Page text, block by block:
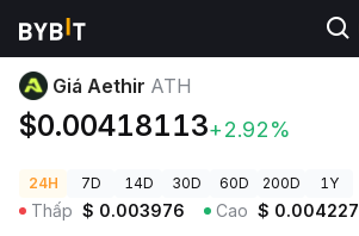
Giá Tiền Điện Tử
Giá Aethir ATH
$0.00418113+2.92%
24H 7D 14D 30D 60D 200D 1Y
Thấp $ 0.003976 Cao $ 0.004227